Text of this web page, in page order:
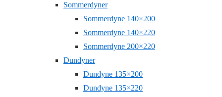
Sommerdyner
Sommerdyne 140×200
Sommerdyne 140×220
Sommerdyne 200×220
Dundyner
Dundyne 135×200
Dundyne 135×220